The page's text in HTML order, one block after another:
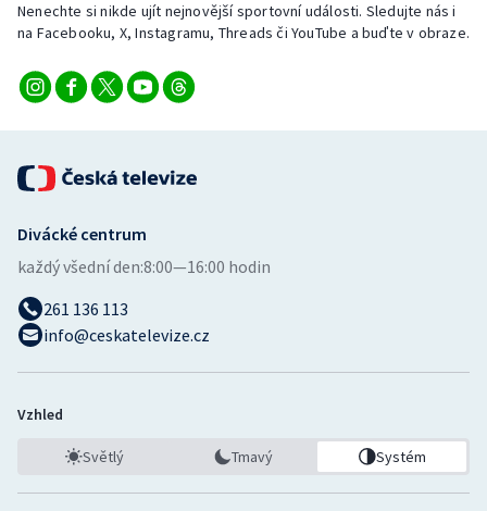
Nenechte si nikde ujít nejnovější sportovní události. Sledujte nás i
na Facebooku, X, Instagramu, Threads či YouTube a buďte v obraze.
Divácké centrum
každý všední den:8:00—16:00 hodin
261 136 113
info@ceskatelevize.cz
Vzhled
Světlý Tmavý Systém